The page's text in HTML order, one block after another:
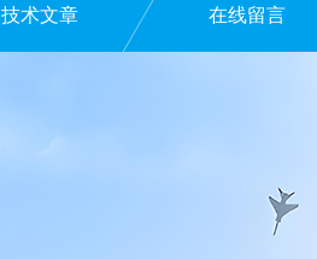
技术文章 在线留言